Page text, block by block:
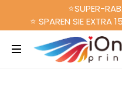
⭐SUPER-
⭐ SPAREN SIE EXTRA